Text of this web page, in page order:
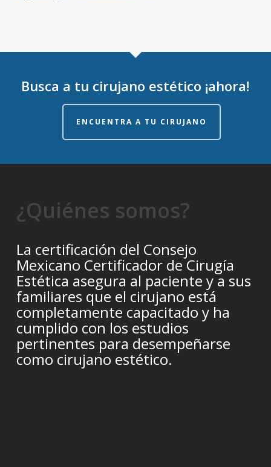
Busca a tu cirujano estético ¡ahora!
ENCUENTRA A TU CIRUJANO
¿Quiénes somos?
La certificación del Consejo
Mexicano Certificador de Cirugía
Estética asegura al paciente y a sus
familiares que el cirujano está
completamente capacitado y ha
cumplido con los estudios
pertinentes para desempeñarse
como cirujano estético.